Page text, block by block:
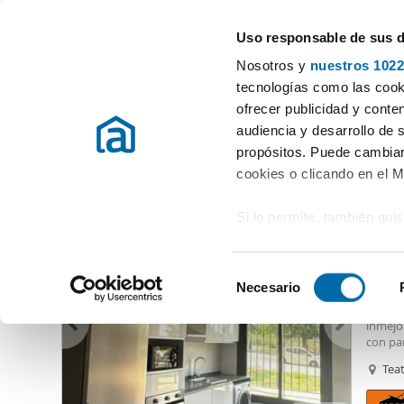
Uso responsable de sus
Nosotros y nuestros
tecnologías como las
ofrecer publicidad y
audiencia y desarrollo de
propósitos. Puede
cookies o clicando en el
Si lo permite, también
Identificar su
Obtenga más
preferencias en la
en la Declaración de
e
e
c
Necesario
Elegir distrito
Alquiler pisos Málaga provincia Alquiler pisos Málaga
Alquiler piso estudiantes El Cónsul Málaga (4 viviendas)
con
todas